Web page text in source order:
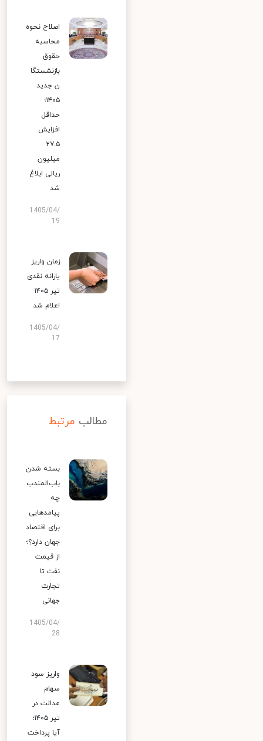
اصلاح نحوه
محاسبه
حقوق
بازنشستگا
ن جدید
۱۴۰۵؛
حداقل
افزایش
۲۷.۵
میلیون
ریالی ابلاغ
شد
1405/04/
19
زمان واریز
یارانه نقدی
تیر ۱۴۰۵
اعلام شد
1405/04/
17
مطالب مرتبط
بسته شدن
باب‌المندب
چه
پیامدهایی
برای اقتصاد
جهان دارد؟؛
از قیمت
نفت تا
تجارت
جهانی
1405/04/
28
واریز سود
سهام
عدالت در
تیر ۱۴۰۵؛
آیا پرداخت